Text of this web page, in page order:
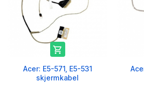

Acer: E5-571, E5-531
skjermkabel